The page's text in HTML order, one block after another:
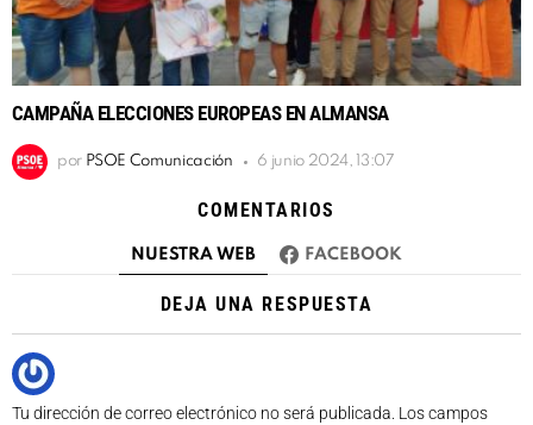
CAMPAÑA ELECCIONES EUROPEAS EN ALMANSA
por PSOE Comunicación 6 junio 2024, 13:07
COMENTARIOS
NUESTRA WEB FACEBOOK
DEJA UNA RESPUESTA
Tu dirección de correo electrónico no será publicada. Los campos